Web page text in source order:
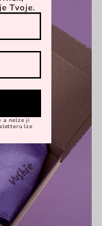
Tvoje.
a nelze ji
lze